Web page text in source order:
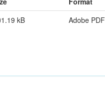
kB Adobe PDF